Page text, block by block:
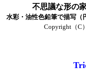
不思議な形の
水彩・油性色鉛筆で描写（
Copyright（C